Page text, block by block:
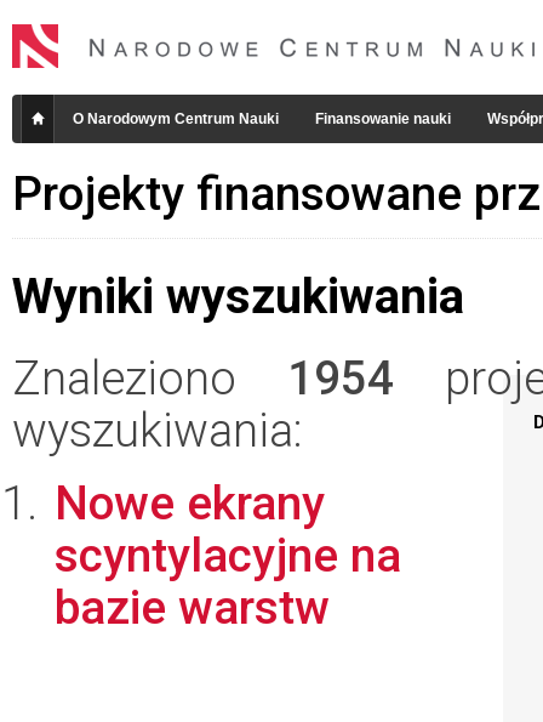
O Narodowym Centrum Nauki Finansowanie nauki
Projekty finansowane
Wyniki wyszukiwania
Znaleziono 1954
wyszukiwania:
Nowe ekrany
scyntylacyjne na
bazie warstw